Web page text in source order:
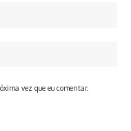
vez que eu comentar.